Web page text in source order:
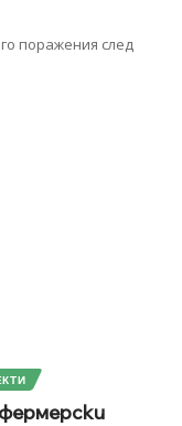
поражения след